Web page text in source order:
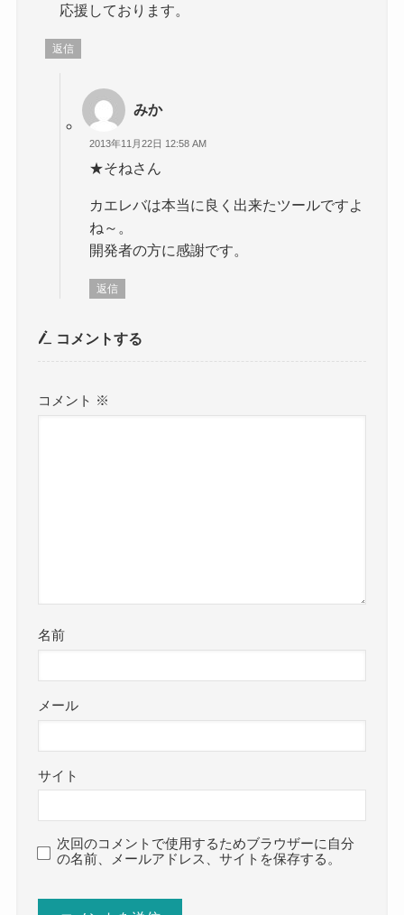
応援しております。
返信
みか
2013年11月22日 12:58 AM
★そねさん
カエレバは本当に良く出来たツールですよ
ね～。
開発者の方に感謝です。
返信
コメントする
コメント ※
名前
メール
サイト
次回のコメントで使用するためブラウザーに自分
の名前、メールアドレス、サイトを保存する。